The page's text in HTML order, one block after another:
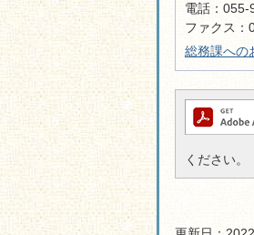
電話：055-
ファクス：
総務課への
ください。